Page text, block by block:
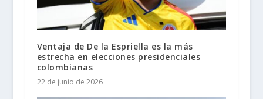
Ventaja de De la Espriella es la más
estrecha en elecciones presidenciales
colombianas
22 de junio de 2026